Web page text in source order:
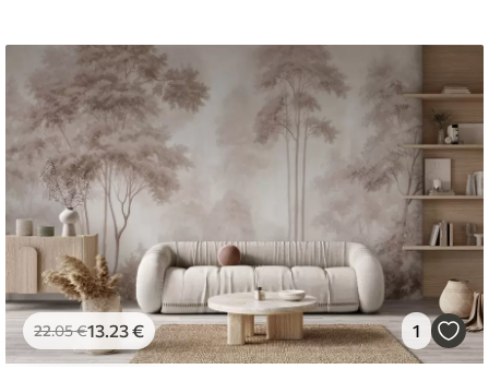
22.05€13.23€ 1